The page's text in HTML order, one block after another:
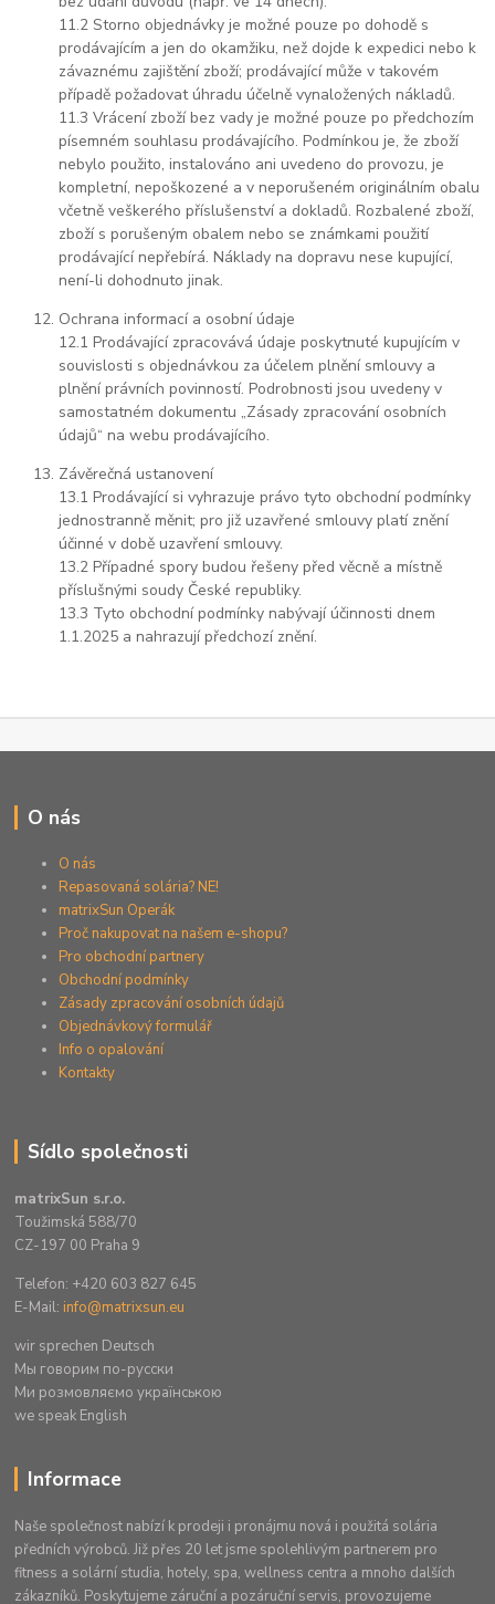
11.2 Storno objednávky je možné pouze po dohodě s
prodávajícím a jen do okamžiku, než dojde k expedici nebo k
závaznému zajištění zboží; prodávající může v takovém
případě požadovat úhradu účelně vynaložených nákladů.
11.3 Vrácení zboží bez vady je možné pouze po předchozím
písemném souhlasu prodávajícího. Podmínkou je, že zboží
nebylo použito, instalováno ani uvedeno do provozu, je
kompletní, nepoškozené a v neporušeném originálním obalu
včetně veškerého příslušenství a dokladů. Rozbalené zboží,
zboží s porušeným obalem nebo se známkami použití
prodávající nepřebírá. Náklady na dopravu nese kupující,
není-li dohodnuto jinak.
Ochrana informací a osobní údaje
12.1 Prodávající zpracovává údaje poskytnuté kupujícím v
souvislosti s objednávkou za účelem plnění smlouvy a
plnění právních povinností. Podrobnosti jsou uvedeny v
samostatném dokumentu „Zásady zpracování osobních
údajů“ na webu prodávajícího.
Závěrečná ustanovení
13.1 Prodávající si vyhrazuje právo tyto obchodní podmínky
jednostranně měnit; pro již uzavřené smlouvy platí znění
účinné v době uzavření smlouvy.
13.2 Případné spory budou řešeny před věcně a místně
příslušnými soudy České republiky.
13.3 Tyto obchodní podmínky nabývají účinnosti dnem
1.1.2025 a nahrazují předchozí znění.
O nás
O nás
Repasovaná solária? NE!
matrixSun Operák
Proč nakupovat na našem e-shopu?
Pro obchodní partnery
Obchodní podmínky
Zásady zpracování osobních údajů
Objednávkový formulář
Info o opalování
Kontakty
Sídlo společnosti
matrixSun s.r.o.
Toužimská 588/70
CZ-197 00 Praha 9
Telefon: +420 603 827 645
E-Mail: info@matrixsun.eu
wir sprechen Deutsch
Mы говорим по-русски
Ми розмовляємо українською
we speak English
Informace
Naše společnost nabízí k prodeji i pronájmu nová i použitá solária
předních výrobců. Již přes 20 let jsme spolehlivým partnerem pro
fitness a solární studia, hotely, spa, wellness centra a mnoho dalších
zákazníků. Poskytujeme záruční a pozáruční servis, provozujeme